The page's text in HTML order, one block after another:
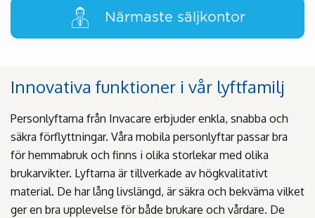
Närmaste säljkontor
Innovativa funktioner i vår lyftfamilj
Personlyftarna från Invacare erbjuder enkla, snabba och
säkra förflyttningar. Våra mobila personlyftar passar bra
för hemmabruk och finns i olika storlekar med olika
brukarvikter. Lyftarna är tillverkade av högkvalitativt
material. De har lång livslängd, är säkra och bekväma vilket
ger en bra upplevelse för både brukare och vårdare. De